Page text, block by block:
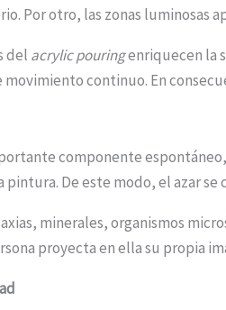
Por otro, las zonas luminosas
del acrylic pouringenriquecen la
continuo. En
componente
De este modo, el azar
minerales, organismos
proyecta en ella su propia